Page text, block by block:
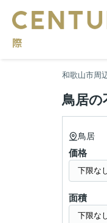
和歌山市周
鳥居の
鳥居
価格
面積